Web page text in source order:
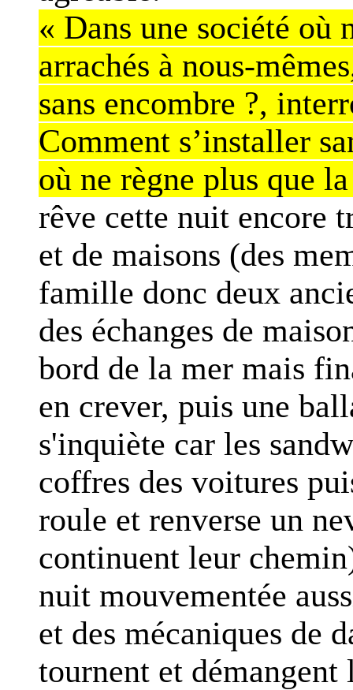
« Dans une société où
arrachés à nous-
sans encombre ?,
Comment s’installer
où ne règne plus que
rêve cette nuit encore
et de maisons (des
famille donc deux
des échanges de
bord de la mer mais
en crever, puis une
s'inquiète car les
coffres des voitures
roule et renverse un
continuent leur
nuit mouvementée
et des mécaniques de
tournent et démangent